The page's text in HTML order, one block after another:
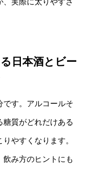
実際に太りやすさ
日本酒とビー
です。アルコールそ
質がどれだけある
やすくなります。
飲み方のヒントにも